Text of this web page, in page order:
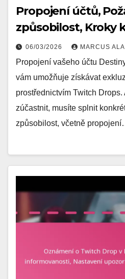
Propojení účtů,
způsobilost, Kroky
06/03/2026 MARCUS
Propojení vašeho účtu
vám umožňuje získávat
prostřednictvím Twitch Drops.
zúčastnit, musíte splnit
způsobilost, včetně